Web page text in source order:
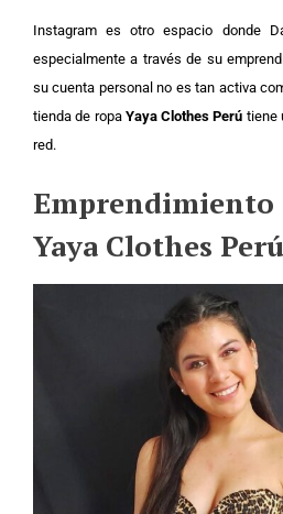
Instagram es otro espacio donde
especialmente a través de su
su cuenta personal no es tan activa
tienda de ropa Yaya Clothes Perú tiene
red.
Yaya Clothes Perú